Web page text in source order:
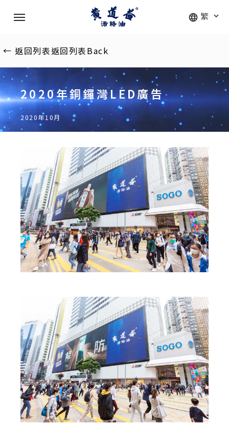
content
Menu
← 返回列表返回列表Back
2020年銅鑼灣LED廣告
2020年10月